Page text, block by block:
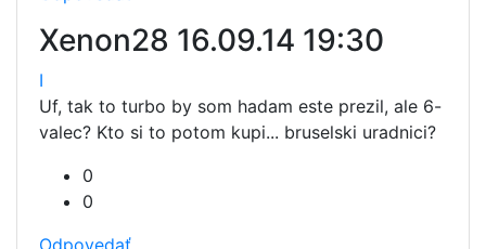
Xenon28 16.09.14 19:30
I
Uf, tak to turbo by som hadam este prezil, ale 6-
valec? Kto si to potom kupi... bruselski uradnici?
0
0
Odpovedať